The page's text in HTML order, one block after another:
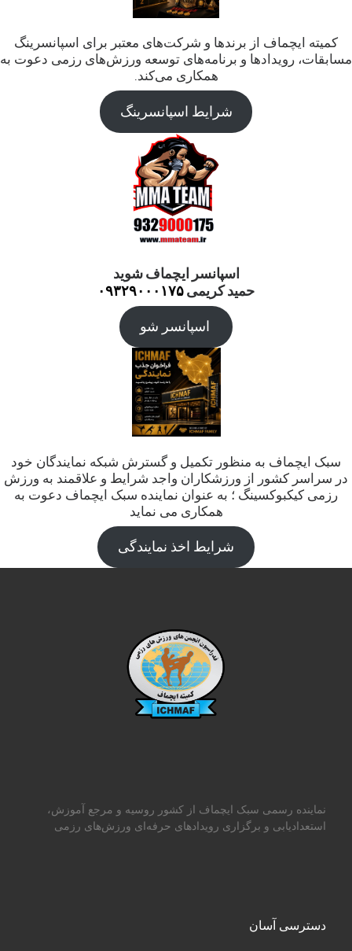
کمیته ایچماف از برندها و شرکت‌های معتبر برای اسپانسرینگ
مسابقات، رویدادها و برنامه‌های توسعه ورزش‌های رزمی دعوت به
همکاری می‌کند.
شرایط اسپانسرینگ
اسپانسر ایچماف شوید
حمید کریمی۰۹۳۲۹۰۰۰۱۷۵
اسپانسر شو
سبک ایچماف به منظور تکمیل و گسترش شبکه نمایندگان خود
در سراسر کشور از ورزشکاران واجد شرایط و علاقمند به ورزش
رزمی کیکبوکسینگ ؛ به عنوان نماینده سبک ایچماف دعوت به
همکاری می نماید
شرایط اخذ نمایندگی
نماینده رسمی سبک ایچماف از کشور روسیه و مرجع آموزش،
استعدادیابی و برگزاری رویدادهای حرفه‌ای ورزش‌های رزمی
دسترسی آسان